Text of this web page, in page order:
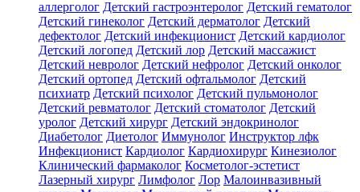
аллерголог Детский гастроэнтеролог Детский гематолог
Детский гинеколог Детский дерматолог Детский
дефектолог Детский инфекционист Детский кардиолог
Детский логопед Детский лор Детский массажист
Детский невролог Детский нефролог Детский онколог
Детский ортопед Детский офтальмолог Детский
психиатр Детский психолог Детский пульмонолог
Детский ревматолог Детский стоматолог Детский
уролог Детский хирург Детский эндокринолог
Диабетолог Диетолог Иммунолог Инструктор лфк
Инфекционист Кардиолог Кардиохирург Кинезиолог
Клинический фармаколог Косметолог-эстетист
Лазерный хирург Лимфолог Лор Малоинвазивный